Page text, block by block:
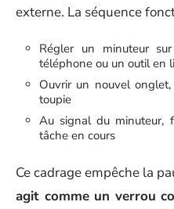
externe. La séquence
Régler un minuteur
téléphone ou un outil en
Ouvrir un nouvel
toupie
Au signal du minuteur,
tâche en cours
Ce cadrage empêche la
agit comme un verrou